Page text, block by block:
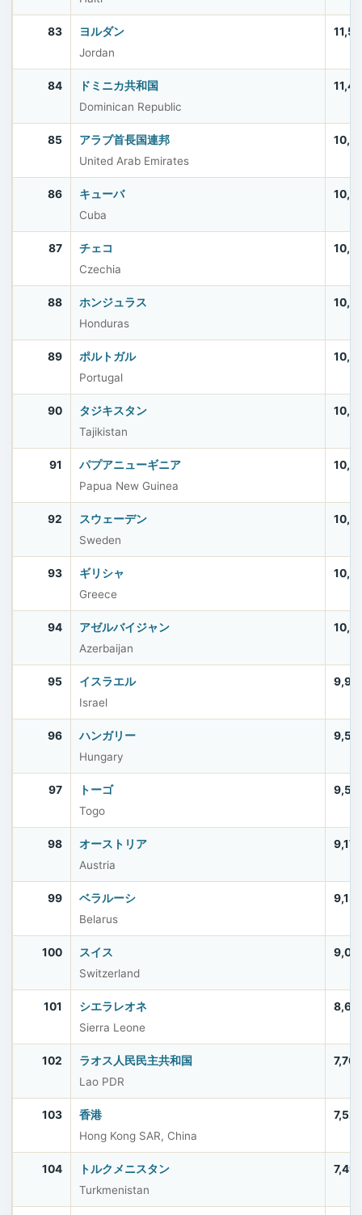
83
ヨルダン
Jordan
84
ドミニカ共和国
Dominican Republic
85
アラブ首長国連邦
United Arab Emirates
86
キューバ
Cuba
87
チェコ
Czechia
88
ホンジュラス
Honduras
89
ポルトガル
Portugal
90
タジキスタン
Tajikistan
91
パプアニューギニア
Papua New Guinea
92
スウェーデン
Sweden
93
ギリシャ
Greece
94
アゼルバイジャン
Azerbaijan
95
イスラエル
Israel
96
ハンガリー
Hungary
97
トーゴ
Togo
98
オーストリア
Austria
99
ベラルーシ
Belarus
100
スイス
Switzerland
101
シエラレオネ
Sierra Leone
102
ラオス人民民主共和国
Lao PDR
103
香港
Hong Kong SAR, China
104
トルクメニスタン
Turkmenistan